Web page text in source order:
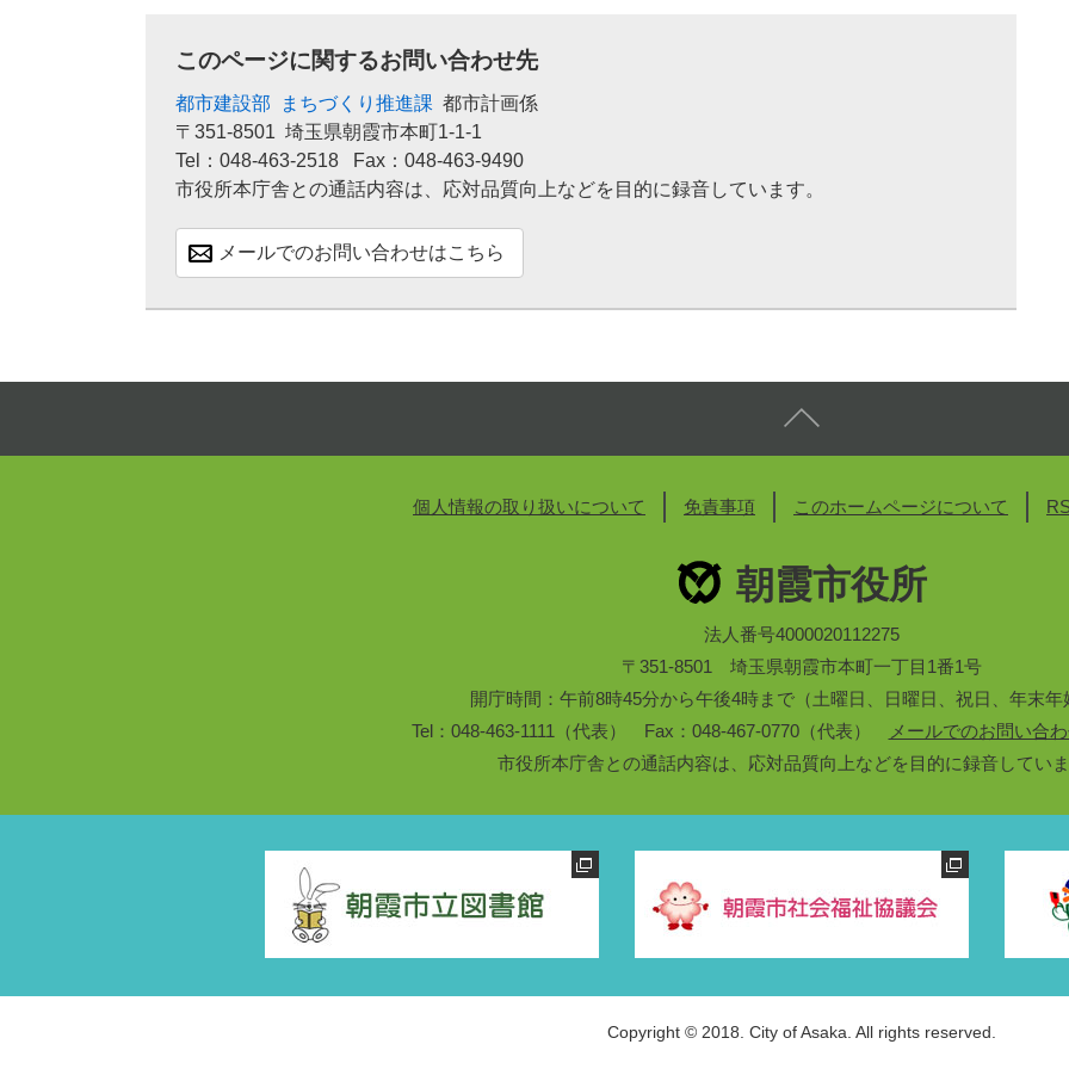
このページに関するお問い合わせ先
都市建設部 まちづくり推進課 都市計画係
〒351-8501 埼玉県朝霞市本町1-1-1
Tel：048-463-2518
Fax：048-463-9490
市役所本庁舎との通話内容は、応対品質向上などを目的に録音しています。
メールでのお問い合わせはこちら
個人情報の取り扱いについて 免責事項 このホームページについて
朝霞市役所
法人番号4000020112275
〒351-8501 埼玉県朝霞市本町一丁目1番1号
開庁時間：午前8時45分から午後4時まで（土曜日、日曜日、祝日、年末年
Tel：048-463-1111（代表） Fax：048-467-0770（代表）
メールでのお問い合
市役所本庁舎との通話内容は、応対品質向上などを目的に録音していま
Copyright © 2018. City of Asaka. All rights reserved.